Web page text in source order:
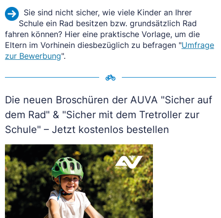
Sie sind nicht sicher, wie viele Kinder an Ihrer
Schule ein Rad besitzen bzw. grundsätzlich Rad
fahren können? Hier eine praktische Vorlage, um die
Eltern im Vorhinein diesbezüglich zu befragen "Umfrage
zur Bewerbung".
Die neuen Broschüren der AUVA "Sicher auf
dem Rad" & "Sicher mit dem Tretroller zur
Schule" – Jetzt kostenlos bestellen